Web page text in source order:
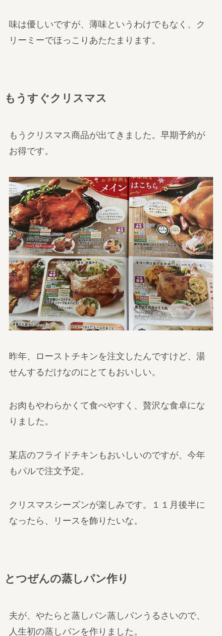
味は優しいですが、薄味というわけでもなく、ク
リーミーでほっこりあたたまります。
もうすぐクリスマス
もうクリスマス商品が出てきました。早期予約が
お得です。
昨年、ローストチキンを注文したんですけど、湯
せんするだけなのにとてもおいしい。
お肉もやわらかくて食べやすく、贅沢な食卓にな
りました。
某店のフライドチキンもおいしいのですが、今年
もパルで注文予定。
クリスマスシーズンが楽しみです。１１月後半に
なったら、リースを飾りたいな。
とつぜんの蒸しパン作り
夫が、やたらと蒸しパン蒸しパンうるさいので、
人生初の蒸しパンを作りました。